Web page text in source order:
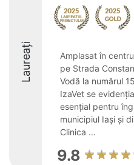
Laureați
Amplasat în
pe Strada
Vodă la numărul
IzaVet se
esențial pentru
municipiul Iași și
Clinica ...
9.8